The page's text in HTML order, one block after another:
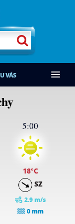
VÁS
5:00
18°C
SZ
2.9 m/s
0 mm